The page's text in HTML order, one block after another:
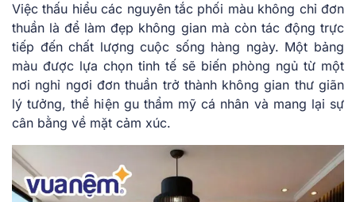
Việc thấu hiểu các nguyên tắc phối màu không chỉ đơn
thuần là để làm đẹp không gian mà còn tác động trực
tiếp đến chất lượng cuộc sống hàng ngày. Một bảng
màu được lựa chọn tinh tế sẽ biến phòng ngủ từ một
nơi nghỉ ngơi đơn thuần trở thành không gian thư giãn
lý tưởng, thể hiện gu thẩm mỹ cá nhân và mang lại sự
cân bằng về mặt cảm xúc.